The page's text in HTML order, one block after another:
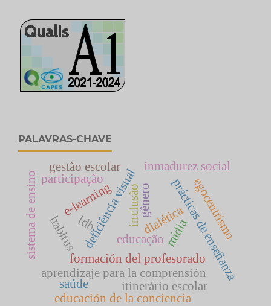
PALAVRAS-CHAVE
educação
deficiência visual
inclusão
e-learning
formación del profesorado
prácticas de enseñanza
aprendizaje para la comprensión
habitus
itinerário escolar
saúde
participação
dialética
inmadurez social
egocentrismo
educación de la conciencia
sistema de ensino
gestão escolar
ldb
gênero
mídia